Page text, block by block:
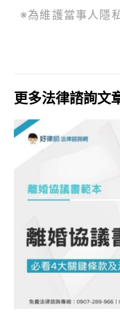
※為維護當事人隱
更多法律諮詢文